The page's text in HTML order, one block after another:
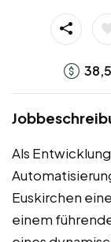
Als
Euskirchen
einem